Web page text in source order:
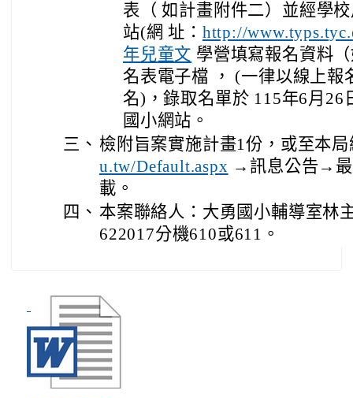
表（ 如計畫附件二）並經學
站(網 址： http://
年兒童文 學營填寫報名資料
名表電子檔 ， (一律以線上報
名)，錄取名單於 115年6月26
國小網站。
三、 檢附旨案實施計畫1份，或至本
u.tw/Default.aspx →訊息公告→
載。
四、 本案聯絡人：大勇國小輔導室林
622017分機610或611。